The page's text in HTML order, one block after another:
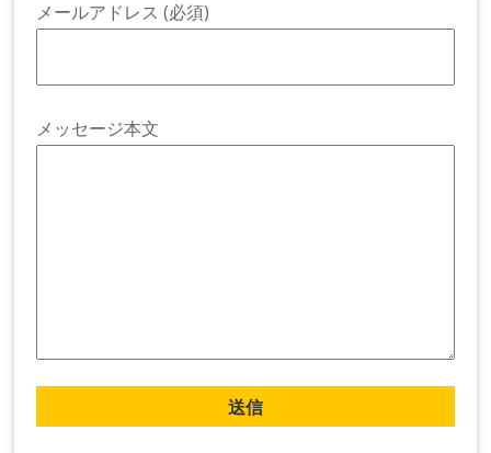
メールアドレス (必須)
メッセージ本文